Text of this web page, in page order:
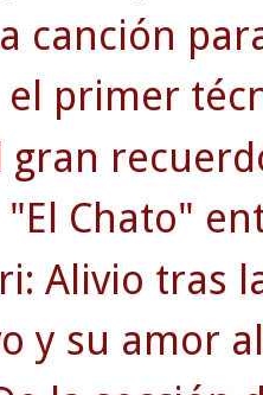
canción
el primer
gran
Chato"
Alivio tras
y su amor